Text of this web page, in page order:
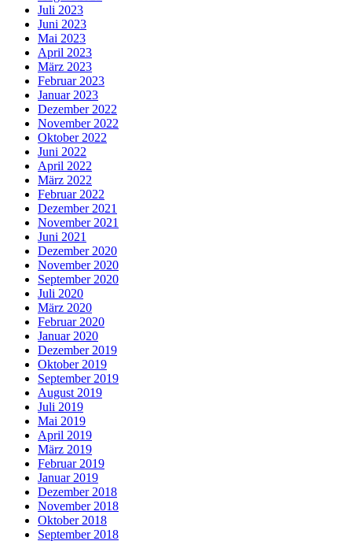
Juli 2023
Juni 2023
Mai 2023
April 2023
März 2023
Februar 2023
Januar 2023
Dezember 2022
November 2022
Oktober 2022
Juni 2022
April 2022
März 2022
Februar 2022
Dezember 2021
November 2021
Juni 2021
Dezember 2020
November 2020
September 2020
Juli 2020
März 2020
Februar 2020
Januar 2020
Dezember 2019
Oktober 2019
September 2019
August 2019
Juli 2019
Mai 2019
April 2019
März 2019
Februar 2019
Januar 2019
Dezember 2018
November 2018
Oktober 2018
September 2018